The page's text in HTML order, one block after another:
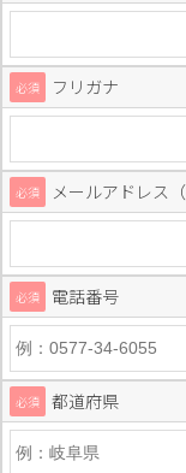
必須 フリガナ
必須 メールアドレス（
必須 電話番号
必須 都道府県